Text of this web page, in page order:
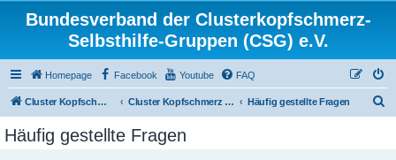
Bundesverband der Clusterkopfschmerz-
Selbsthilfe-Gruppen (CSG) e.V.
Homepage Facebook Youtube FAQ
Cluster Kopfschmerz Homepage Cluster Kopfschmerz Forum Häufig gestellte Fragen
Häufig gestellte Fragen